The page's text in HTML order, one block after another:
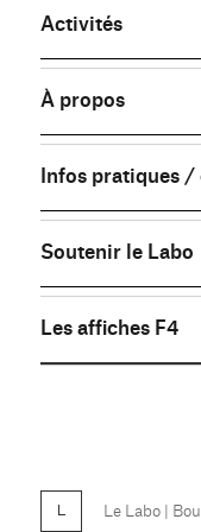
Activités
À propos
Infos pratiques /
Soutenir le Labo
Les affiches F4
Le Labo |